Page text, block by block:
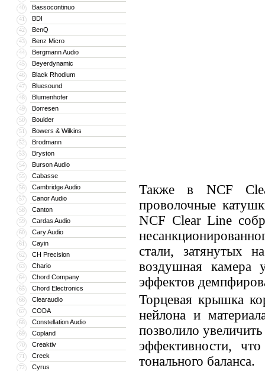
40 Bassocontinuo
41 BDI
42 BenQ
43 Benz Micro
44 Bergmann Audio
45 Beyerdynamic
46 Black Rhodium
47 Bluesound
48 Blumenhofer
49 Borresen
50 Boulder
51 Bowers & Wilkins
52 Brodmann
53 Bryston
54 Burson Audio
55 Cabasse
56 Cambridge Audio
57 Canor Audio
58 Canton
59 Cardas Audio
60 Cary Audio
61 Cayin
62 CH Precision
63 Chario
64 Chord Company
65 Chord Electronics
66 Clearaudio
67 CODA
68 Constellation Audio
69 Copland
70 Creaktiv
71 Creek
72 Cyrus
Также в NCF
проволочные
NCF Clear Line
стали, затянутых
воздушная камера
эффектов
Торцевая крышка
нейлона и
позволило
эффективности,
тонального баланса.